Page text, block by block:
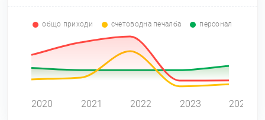
общо приходи счетоводна печалба персонал
2020 2021 2022 2023 2024